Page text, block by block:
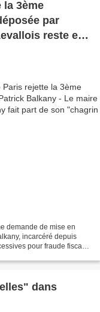
la 3ème
par
reste en
demande de mise en
incarcéré depuis
pour fraude fiscale
dans